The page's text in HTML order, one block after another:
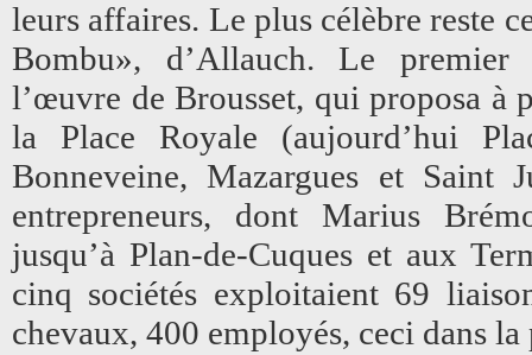
leurs affaires. Le plus célèbre reste
Bombu», d’Allauch. Le
l’œuvre de Brousset, qui proposa à
la Place Royale (aujourd’hui
Bonneveine, Mazargues et Saint
entrepreneurs, dont Marius
jusqu’à Plan-de-Cuques et aux
cinq sociétés exploitaient 69
chevaux, 400 employés, ceci dans